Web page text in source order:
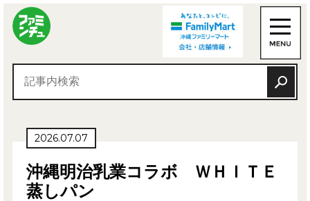
2026.07.07
沖縄明治乳業コラボ ＷＨＩＴＥ
蒸しパン